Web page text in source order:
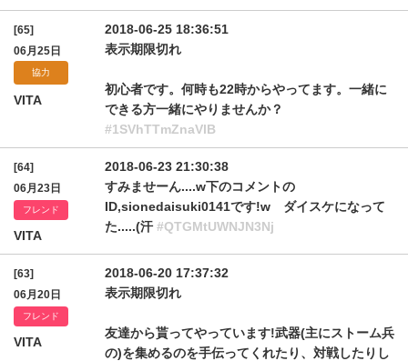
[65]
06月25日
協力
VITA
2018-06-25 18:36:51
表示期限切れ
初心者です。何時も22時からやってます。一緒に
できる方一緒にやりませんか？
#1SVhTTmZnaVlB
[64]
06月23日
フレンド
VITA
2018-06-23 21:30:38
すみませーん....w下のコメントの
ID,sionedaisuki0141です!w ダイスケになって
た.....(汗 #QTGMtUWNJN3Nj
[63]
06月20日
フレンド
VITA
2018-06-20 17:37:32
表示期限切れ
友達から貰ってやっています!武器(主にストーム兵
の)を集めるのを手伝ってくれたり、対戦したりし